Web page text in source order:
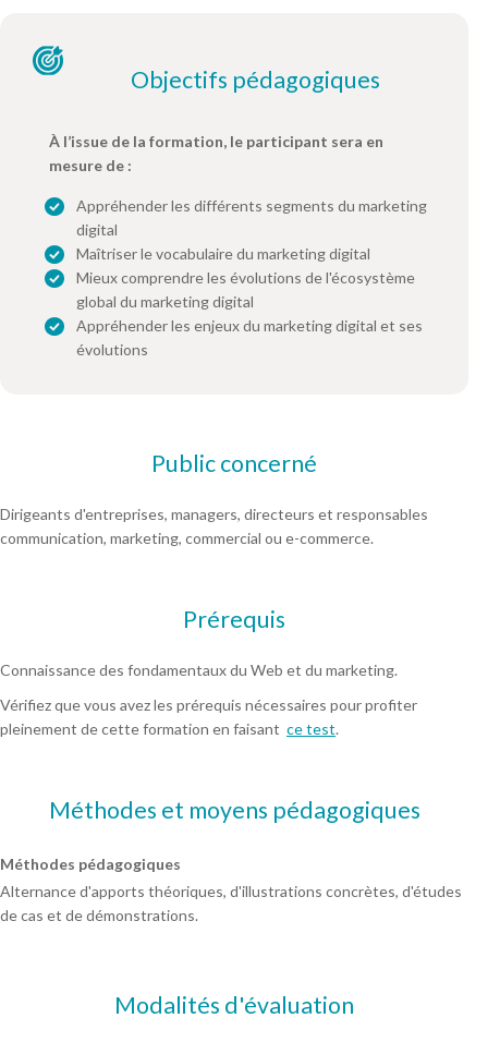
Objectifs pédagogiques
À l’issue de la formation, le participant sera en
mesure de :
Appréhender les différents segments du marketing
digital
Maîtriser le vocabulaire du marketing digital
Mieux comprendre les évolutions de l'écosystème
global du marketing digital
Appréhender les enjeux du marketing digital et ses
évolutions
Public concerné
Dirigeants d'entreprises, managers, directeurs et responsables
communication, marketing, commercial ou e-commerce.
Prérequis
Connaissance des fondamentaux du Web et du marketing.
Vérifiez que vous avez les prérequis nécessaires pour profiter
pleinement de cette formation en faisant ce test.
Méthodes et moyens pédagogiques
Méthodes pédagogiques
Alternance d'apports théoriques, d'illustrations concrètes, d'études
de cas et de démonstrations.
Modalités d'évaluation